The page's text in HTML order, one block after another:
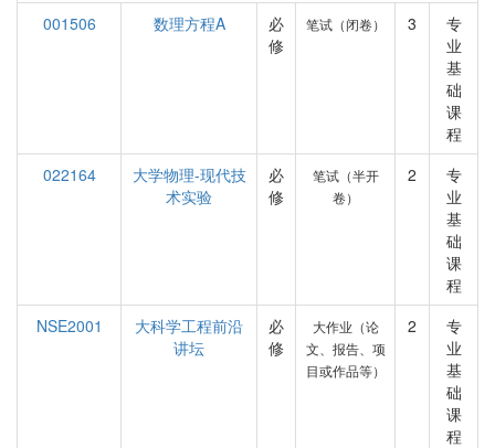
001506 数理方程A
必
修
笔试（闭卷） 3
专
业
基
础
课
程
022164
大学物理-现代技
术实验
必
修
笔试（半开
卷）
2
专
业
基
础
课
程
NSE2001
大科学工程前沿
讲坛
必
修
大作业（论
文、报告、项
目或作品等）
2
专
业
基
础
课
程